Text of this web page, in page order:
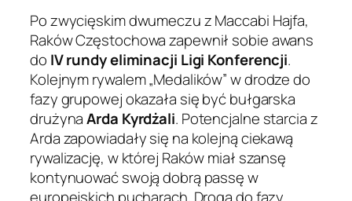
Po zwycięskim dwumeczu z Maccabi Hajfa,
Raków Częstochowa zapewnił sobie awans
do IV rundy eliminacji Ligi Konferencji.
Kolejnym rywalem „Medalików” w drodze do
fazy grupowej okazała się być bułgarska
drużynaArda Kyrdżali. Potencjalne starcia z
Arda zapowiadały się na kolejną ciekawą
rywalizację, w której Raków miał szansę
kontynuować swoją dobrą passę w